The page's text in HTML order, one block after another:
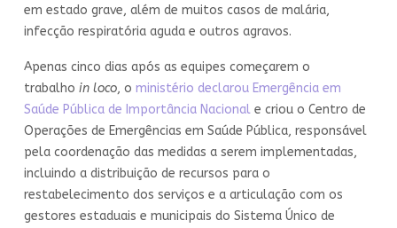
em estado grave, além de muitos casos de malária,
infecção respiratória aguda e outros agravos.
Apenas cinco dias após as equipes começarem o
trabalho in loco, o ministério declarou Emergência em
Saúde Pública de Importância Nacional e criou o Centro de
Operações de Emergências em Saúde Pública, responsável
pela coordenação das medidas a serem implementadas,
incluindo a distribuição de recursos para o
restabelecimento dos serviços e a articulação com os
gestores estaduais e municipais do Sistema Único de